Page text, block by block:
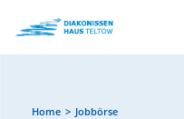
Home Jobbörse